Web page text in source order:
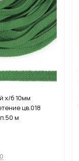
х/б 10мм
цв.018
м
0